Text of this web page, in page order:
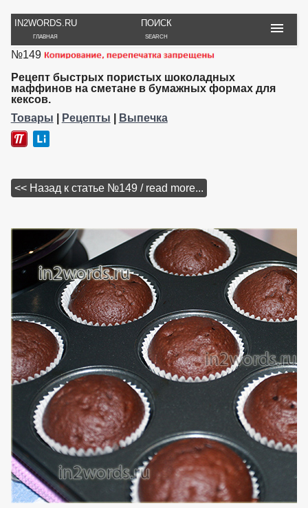
IN2WORDS.RU
ГЛАВНАЯ
ПОИСК
SEARCH
РУКОДЕЛИЕ ТОВАРЫ ПУТЕШЕСТВИЯ
ИГРЫ
И ИГРУШКИ
ОБОИ
№149
Рецепт быстрых пористых шоколадных
маффинов на сметане в бумажных формах для
кексов.
Товары
Рецепты Выпечка
<< Назад к статье №149 / read more...